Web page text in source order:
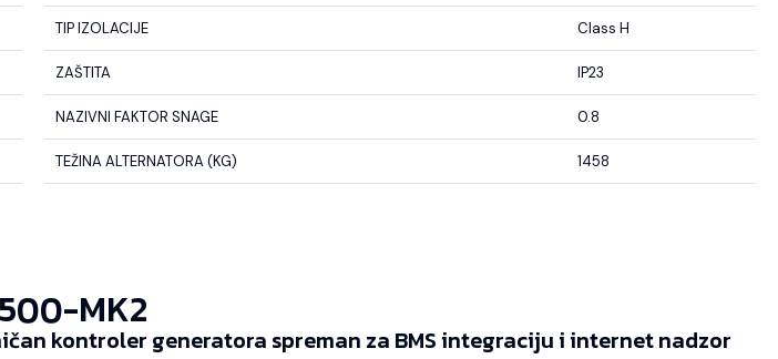
TIP IZOLACIJE Class H
ZAŠTITA IP23
NAZIVNI FAKTOR SNAGE 0.8
TEŽINA ALTERNATORA (KG) 1458
MK2
kontroler generatora spreman za BMS integraciju i internet nadzor